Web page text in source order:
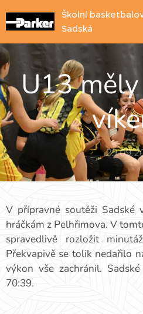
Školní
Sadská
U13
V přípravné soutěži Sadské
hráčkám z Pelhřimova. V
spravedlivě rozložit
Překvapivě se tolik nedařilo
výkon vše zachránil.
70:39.